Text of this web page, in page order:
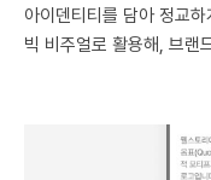
아이덴티티를 담아 정교
빅 비주얼로 활용해, 브랜